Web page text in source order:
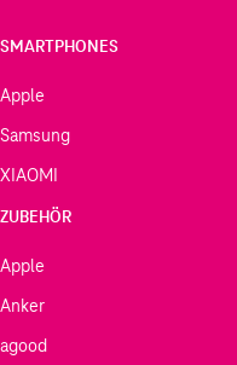
SMARTPHONES
Apple
Samsung
XIAOMI
ZUBEHÖR
Apple
Anker
agood